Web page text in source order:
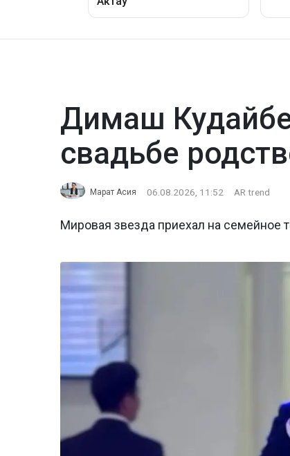
Димаш
свадьбе
Марат Асия 06.08.2026, 11:52 AR trend
Мировая звезда приехал на семейное